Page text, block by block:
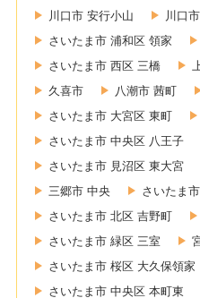
川口市 安行小山 川口
さいたま市 浦和区 領家
さいたま市 西区 三橋
久喜市
八潮市 茜町
さいたま市 大宮区 東町
さいたま市 中央区 八王子
さいたま市 見沼区 東大宮
三郷市 中央
さいたま
さいたま市 北区 吉野町
さいたま市 緑区 三室
さいたま市 桜区 大久保領家
さいたま市 中央区 本町東